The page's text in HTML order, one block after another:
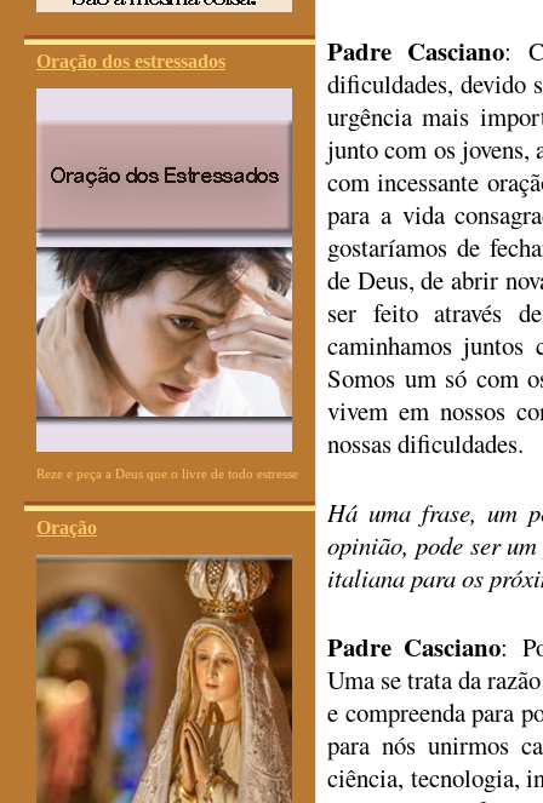
Oração dos estressados
Reze e peça a Deus que o livre de todo estresse
Oração
Padre Casciano:
dificuldades, devido
urgência mais
junto com os jovens,
com incessante
para a vida
gostaríamos de
de Deus, de abrir
ser feito através
caminhamos
Somos um só com
vivem em nossos
nossas dificuldades.
Há uma frase, um
opinião, pode ser
italiana para os
Padre Casciano:
Uma se trata da
e compreenda para
para nós unirmos
ciência, tecnologia,